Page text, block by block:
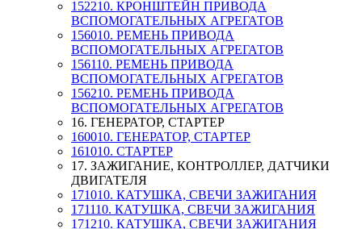
152210. КРОНШТЕЙН ПРИВОДА
ВСПОМОГАТЕЛЬНЫХ АГРЕГАТОВ
156010. РЕМЕНЬ ПРИВОДА
ВСПОМОГАТЕЛЬНЫХ АГРЕГАТОВ
156110. РЕМЕНЬ ПРИВОДА
ВСПОМОГАТЕЛЬНЫХ АГРЕГАТОВ
156210. РЕМЕНЬ ПРИВОДА
ВСПОМОГАТЕЛЬНЫХ АГРЕГАТОВ
16. ГЕНЕРАТОР, СТАРТЕР
160010. ГЕНЕРАТОР, СТАРТЕР
161010. СТАРТЕР
17. ЗАЖИГАНИЕ, КОНТРОЛЛЕР, ДАТЧИКИ
ДВИГАТЕЛЯ
171010. КАТУШКА, СВЕЧИ ЗАЖИГАНИЯ
171110. КАТУШКА, СВЕЧИ ЗАЖИГАНИЯ
171210. КАТУШКА, СВЕЧИ ЗАЖИГАНИЯ